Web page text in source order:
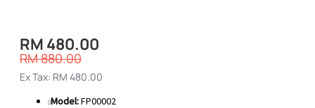
RM 480.00
RM 880.00
Ex Tax: RM 480.00
Model:FP00002